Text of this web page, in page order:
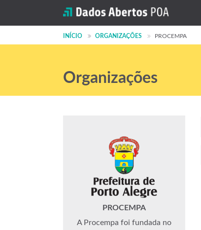
INÍCIO ORGANIZAÇÕES PROCEMPA
Organizações
PROCEMPA
A Procempa foi fundada no